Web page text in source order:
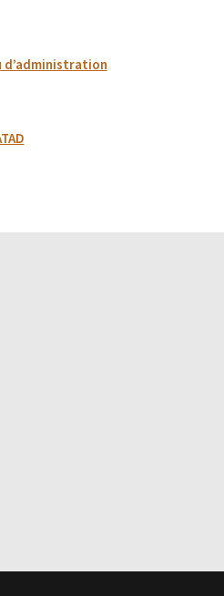
d’administration